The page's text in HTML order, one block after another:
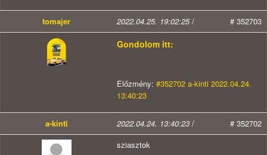
tomajer 2022.04.25. 19:02:25/ # 352703
Gondolom itt:
Előzmény: #352702 a-kinti 2022.04.24.
13:40:23
a-kinti 2022.04.24. 13:40:23 /
# 352702
sziasztok